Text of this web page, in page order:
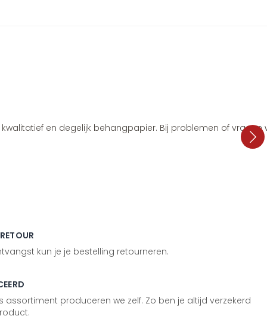
kwalitatief en degelijk behangpapier. Bij problemen of
kun je je bestelling retourneren.
assortiment produceren we zelf. Zo ben je altijd verzekerd